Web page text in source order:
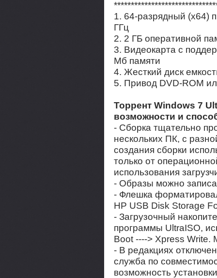
1. 64-разрядный (х64)
ГГц
2. 2 ГБ оперативной
3. Видеокарта с
Мб памяти
4. Жесткий диск
5. Привод DVD-ROM
Торрент Windows 7
возможности и
- Сборка тщательно
нескольких ПК, с
создания сборки
только от
использования
- Образы можно
- Флешка
HP USB Disk Storage
- Загрузочный
программы UltraISO,
Boot ----> Xpress Write.
- В редакциях
служба по
возможность